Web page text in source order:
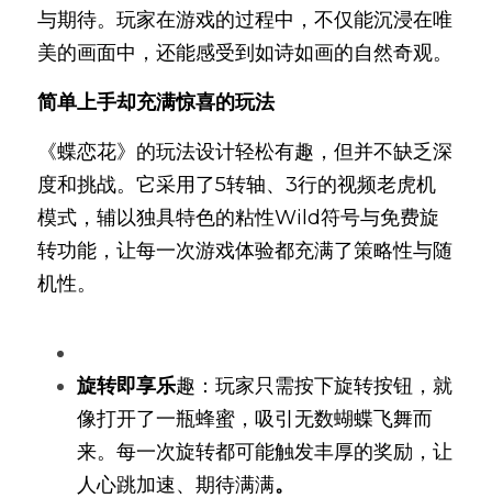
与期待。玩家在游戏的过程中，不仅能沉浸在唯
美的画面中，还能感受到如诗如画的自然奇观。
简单上手却充满惊喜的玩法
《蝶恋花》的玩法设计轻松有趣，但并不缺乏深
度和挑战。它采用了5转轴、3行的视频老虎机
模式，辅以独具特色的粘性Wild符号与免费旋
转功能，让每一次游戏体验都充满了策略性与随
机性。
旋转即享乐趣：玩家只需按下旋转按钮，就
像打开了一瓶蜂蜜，吸引无数蝴蝶飞舞而
来。每一次旋转都可能触发丰厚的奖励，让
人心跳加速、期待满满。